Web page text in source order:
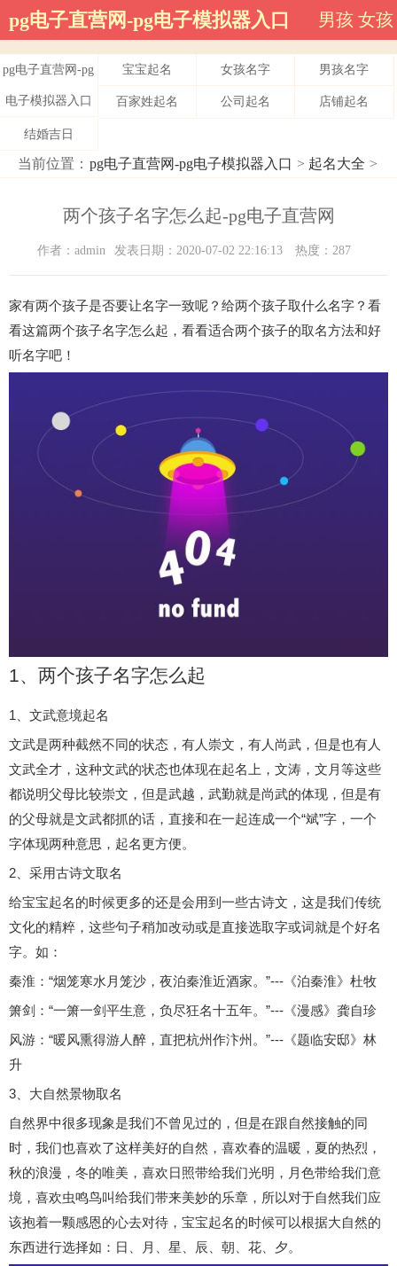
pg电子直营网-pg电子模拟器入口 男孩 女孩
pg电子直营网-pg
电子模拟器入口
宝宝起名 女孩名字 男孩名字
百家姓起名 公司起名 店铺起名
结婚吉日
当前位置： pg电子直营网-pg电子模拟器入口 > 起名大全 >
两个孩子名字怎么起-pg电子直营网
作者：admin 发表日期：2020-07-02 22:16:13 热度：287
家有两个孩子是否要让名字一致呢？给两个孩子取什么名字？看
看这篇两个孩子名字怎么起，看看适合两个孩子的取名方法和好
听名字吧！
1、两个孩子名字怎么起
1、文武意境起名
文武是两种截然不同的状态，有人崇文，有人尚武，但是也有人
文武全才，这种文武的状态也体现在起名上，文涛，文月等这些
都说明父母比较崇文，但是武越，武勤就是尚武的体现，但是有
的父母就是文武都抓的话，直接和在一起连成一个“斌”字，一个
字体现两种意思，起名更方便。
2、采用古诗文取名
给宝宝起名的时候更多的还是会用到一些古诗文，这是我们传统
文化的精粹，这些句子稍加改动或是直接选取字或词就是个好名
字。如：
秦淮：“烟笼寒水月笼沙，夜泊秦淮近酒家。”---《泊秦淮》杜牧
箫剑：“一箫一剑平生意，负尽狂名十五年。”---《漫感》龚自珍
风游：“暖风熏得游人醉，直把杭州作汴州。”---《题临安邸》林
升
3、大自然景物取名
自然界中很多现象是我们不曾见过的，但是在跟自然接触的同
时，我们也喜欢了这样美好的自然，喜欢春的温暖，夏的热烈，
秋的浪漫，冬的唯美，喜欢日照带给我们光明，月色带给我们意
境，喜欢虫鸣鸟叫给我们带来美妙的乐章，所以对于自然我们应
该抱着一颗感恩的心去对待，宝宝起名的时候可以根据大自然的
东西进行选择如：日、月、星、辰、朝、花、夕。